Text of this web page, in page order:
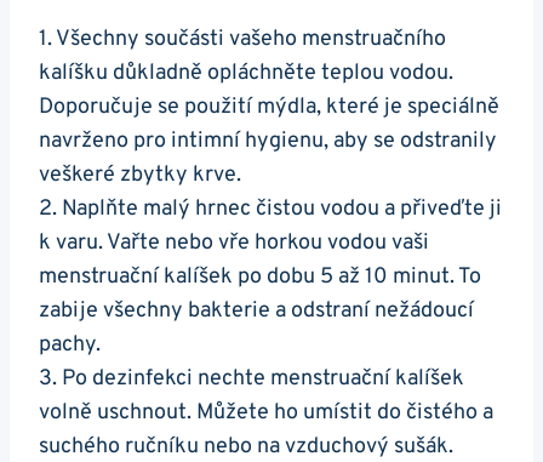
1. Všechny součásti vašeho menstruačního
kalíšku důkladně opláchněte teplou vodou.
Doporučuje se použití mýdla, které je speciálně
navrženo pro intimní hygienu, aby se odstranily
veškeré zbytky krve.
2. Naplňte malý hrnec čistou vodou a přiveďte ji
k varu. Vařte nebo vře horkou vodou vaši
menstruační kalíšek po dobu 5 až 10 minut. To
zabije všechny bakterie a odstraní nežádoucí
pachy.
3. Po dezinfekci nechte menstruační kalíšek
volně uschnout. Můžete ho umístit do čistého a
suchého ručníku nebo na vzduchový sušák.